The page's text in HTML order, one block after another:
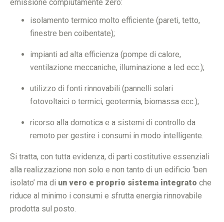
emissione compiutamente zero:
isolamento termico molto efficiente (pareti, tetto,
finestre ben coibentate);
impianti ad alta efficienza (pompe di calore,
ventilazione meccaniche, illuminazione a led ecc.);
utilizzo di fonti rinnovabili (pannelli solari
fotovoltaici o termici, geotermia, biomassa ecc.);
ricorso alla domotica e a sistemi di controllo da
remoto per gestire i consumi in modo intelligente.
Si tratta, con tutta evidenza, di parti costitutive essenziali
alla realizzazione non solo e non tanto di un edificio ‘ben
isolato’ ma di un vero e proprio sistema integrato che
riduce al minimo i consumi e sfrutta energia rinnovabile
prodotta sul posto.